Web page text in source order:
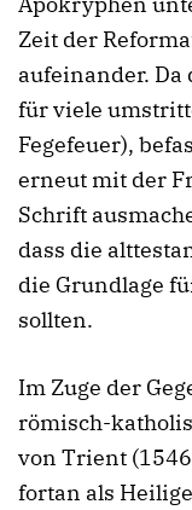
Zeit der
aufeinander.
für viele
Fegefeuer),
erneut mit der
Schrift
dass die
die Grundlage
sollten.
Im Zuge der
römisch-
von Trient
fortan als